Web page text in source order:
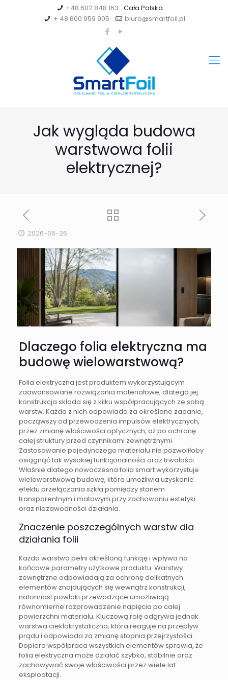
+48 602 848 163
+ 48 600 959 905
biuro@smartfoil.pl
Jak wygląda budowa
warstwowa folii
elektrycznej?
2026-06-26
Dlaczego folia elektryczna ma
budowę wielowarstwową?
Folia elektryczna jest produktem wykorzystującym
zaawansowane rozwiązania materiałowe, dlatego jej
konstrukcja składa się z kilku współpracujących ze sobą
warstw. Każda z nich odpowiada za określone zadanie,
począwszy od przewodzenia impulsów elektrycznych,
przez zmianę właściwości optycznych, aż po ochronę
całej struktury przed czynnikami zewnętrznymi.
Zastosowanie pojedynczego materiału nie pozwoliłoby
osiągnąć tak wysokiej funkcjonalności oraz trwałości.
Właśnie dlatego nowoczesna folia smart wykorzystuje
wielowarstwową budowę, która umożliwia uzyskanie
efektu przełączania szkła pomiędzy stanem
transparentnym i matowym przy zachowaniu estetyki
oraz niezawodności działania.
Znaczenie poszczególnych warstw dla
działania folii
Każda warstwa pełni określoną funkcję i wpływa na
końcowe parametry użytkowe produktu. Warstwy
zewnętrzne odpowiadają za ochronę delikatnych
elementów znajdujących się wewnątrz konstrukcji,
natomiast powłoki przewodzące umożliwiają
równomierne rozprowadzenie napięcia po całej
powierzchni materiału. Kluczową rolę odgrywa jednak
warstwa ciekłokrystaliczna, która reaguje na przepływ
prądu i odpowiada za zmianę stopnia przejrzystości.
Dopiero współpraca wszystkich elementów sprawia, że
folia elektryczna może działać szybko, stabilnie oraz
zachowywać swoje właściwości przez wiele lat
eksploatacji.